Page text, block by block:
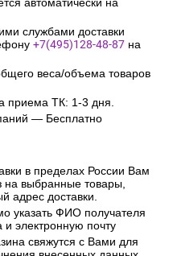
автоматически на
службами доставки
+7(495)128-48-87 на
веса/объема товаров
приема ТК: 1-3 дня.
— Бесплатно
в пределах России Вам
на выбранные товары,
адрес доставки.
указать ФИО получателя
электронную почту
свяжутся с Вами для